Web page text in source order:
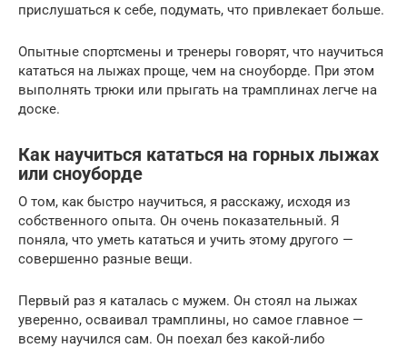
прислушаться к себе, подумать, что привлекает больше.
Опытные спортсмены и тренеры говорят, что научиться
кататься на лыжах проще, чем на сноуборде. При этом
выполнять трюки или прыгать на трамплинах легче на
доске.
Как научиться кататься на горных лыжах
или сноуборде
О том, как быстро научиться, я расскажу, исходя из
собственного опыта. Он очень показательный. Я
поняла, что уметь кататься и учить этому другого —
совершенно разные вещи.
Первый раз я каталась с мужем. Он стоял на лыжах
уверенно, осваивал трамплины, но самое главное —
всему научился сам. Он поехал без какой-либо